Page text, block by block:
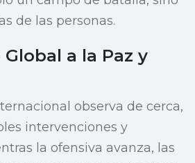
de las personas.
a la Paz y
observa de cerca,
intervenciones y
la ofensiva avanza, las